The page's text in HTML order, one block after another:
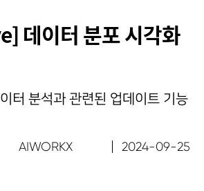
데이터 분포 시각화
AIWORKX 2024-09-25
터 분석과 관련된 업데이트 기능